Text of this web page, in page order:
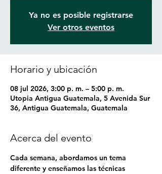
Ya no es posible registrarse
Ver otros eventos
Horario y ubicación
08 jul 2026, 3:00 p. m. – 5:00 p. m.
Utopia Antigua Guatemala, 5 Avenida Sur
36, Antigua Guatemala, Guatemala
Acerca del evento
Cada semana, abordamos un tema
diferente y enseñamos las técnicas